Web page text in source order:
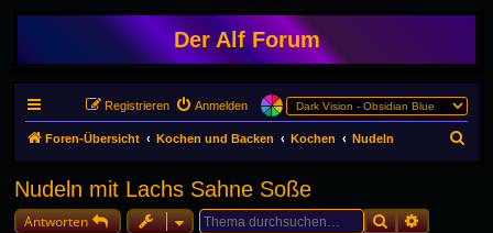
Der Alf Forum
Anmelden
Registrieren
Foren-Übersicht Kochen und Backen Kochen Nudeln
u
Nudeln mit Lachs Sahne Soße
Antworten SucheErweiterte